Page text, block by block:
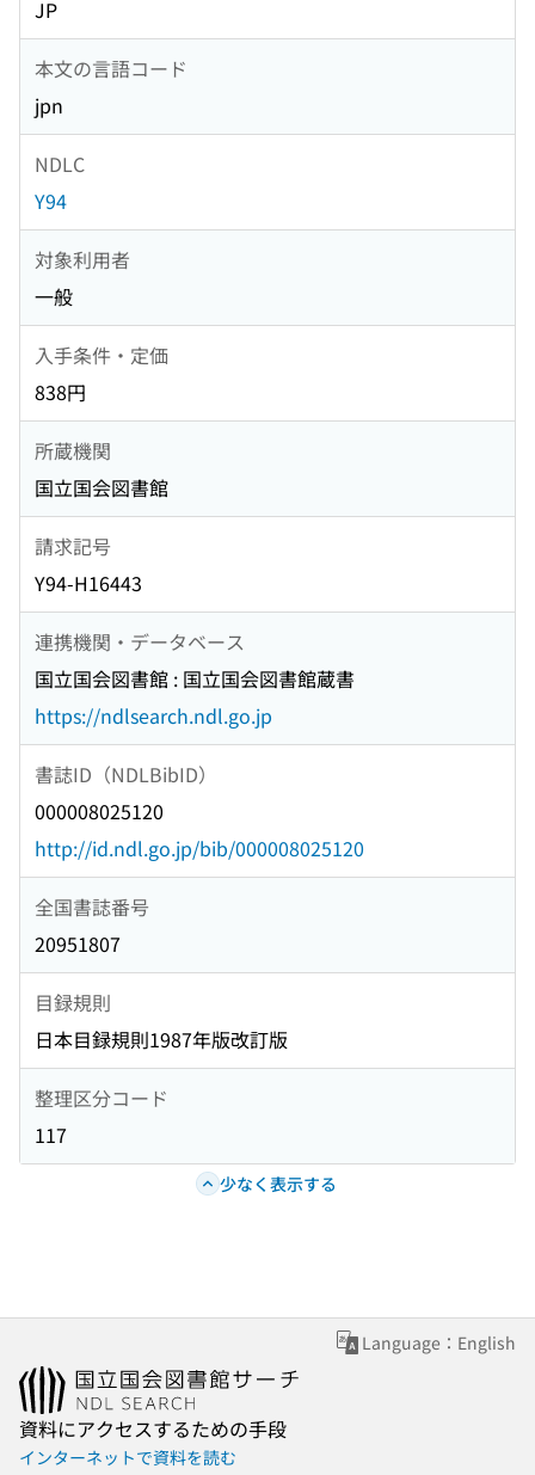
JP
本文の言語コード
jpn
NDLC
Y94
対象利用者
一般
入手条件・定価
838円
所蔵機関
国立国会図書館
請求記号
Y94-H16443
連携機関・データベース
国立国会図書館 : 国立国会図書館蔵書
https://ndlsearch.ndl.go.jp
書誌ID（NDLBibID）
000008025120
http://id.ndl.go.jp/bib/000008025120
全国書誌番号
20951807
目録規則
日本目録規則1987年版改訂版
整理区分コード
117
少なく表示する
Language：English
資料にアクセスするための手段
インターネットで資料を読む